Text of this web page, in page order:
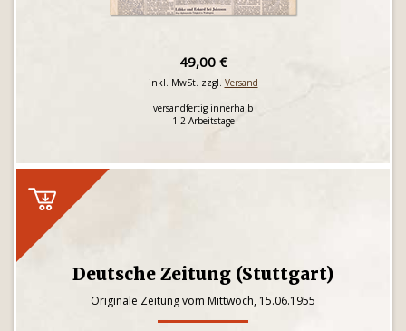
49,00 €
inkl. MwSt. zzgl. Versand
versandfertig innerhalb
1-2 Arbeitstage
Deutsche Zeitung (Stuttgart)
Originale Zeitung vom Mittwoch, 15.06.1955